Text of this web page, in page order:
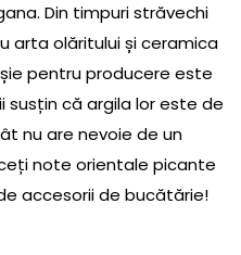
Din timpuri străvechi
arta olăritului și ceramica
pentru producere este
susțin că argila lor este de
nu are nevoie de un
note orientale picante
accesorii de bucătărie!